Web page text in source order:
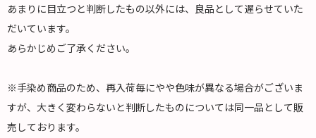
あまりに目立つと判断したもの以外には、良品として遅らせていた
だいています。
あらかじめご了承ください。
※手染め商品のため、再入荷毎にやや色味が異なる場合がございま
すが、大きく変わらないと判断したものについては同一品として販
売しております。